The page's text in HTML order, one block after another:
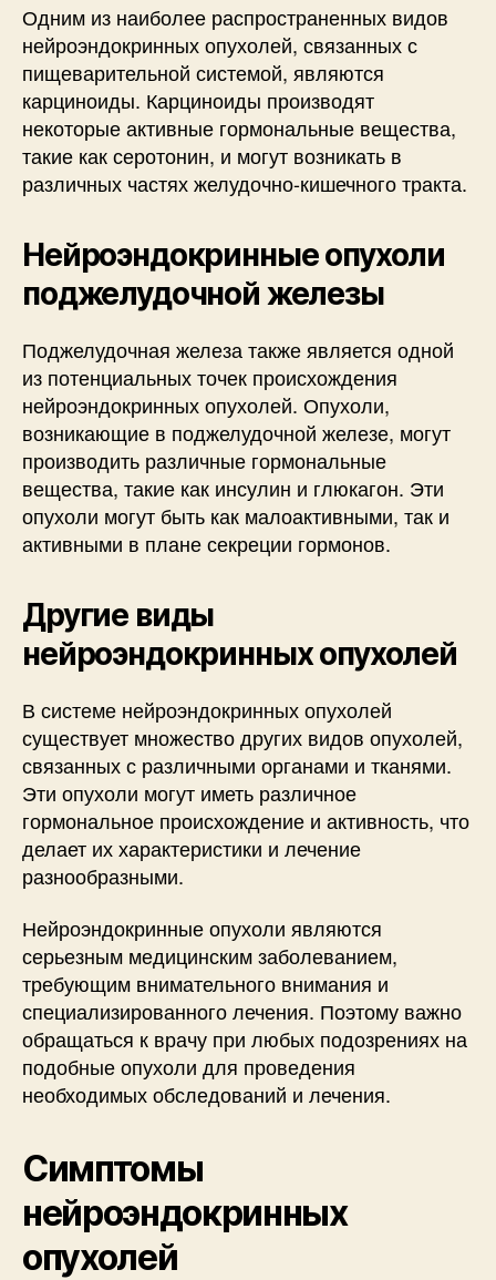
Одним из наиболее распространенных видов
нейроэндокринных опухолей, связанных с
пищеварительной системой, являются
карциноиды. Карциноиды производят
некоторые активные гормональные вещества,
такие как серотонин, и могут возникать в
различных частях желудочно-кишечного тракта.
Нейроэндокринные опухоли
поджелудочной железы
Поджелудочная железа также является одной
из потенциальных точек происхождения
нейроэндокринных опухолей. Опухоли,
возникающие в поджелудочной железе, могут
производить различные гормональные
вещества, такие как инсулин и глюкагон. Эти
опухоли могут быть как малоактивными, так и
активными в плане секреции гормонов.
Другие виды
нейроэндокринных опухолей
В системе нейроэндокринных опухолей
существует множество других видов опухолей,
связанных с различными органами и тканями.
Эти опухоли могут иметь различное
гормональное происхождение и активность, что
делает их характеристики и лечение
разнообразными.
Нейроэндокринные опухоли являются
серьезным медицинским заболеванием,
требующим внимательного внимания и
специализированного лечения. Поэтому важно
обращаться к врачу при любых подозрениях на
подобные опухоли для проведения
необходимых обследований и лечения.
Симптомы
нейроэндокринных
опухолей